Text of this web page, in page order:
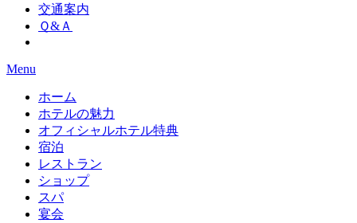
交通案内
Ｑ&Ａ
Menu
ホーム
ホテルの魅力
オフィシャルホテル特典
宿泊
レストラン
ショップ
スパ
宴会